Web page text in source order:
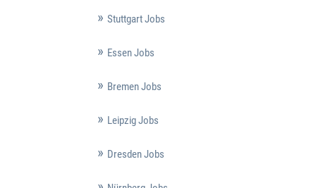
Stuttgart Jobs
Essen Jobs
Bremen Jobs
Leipzig Jobs
Dresden Jobs